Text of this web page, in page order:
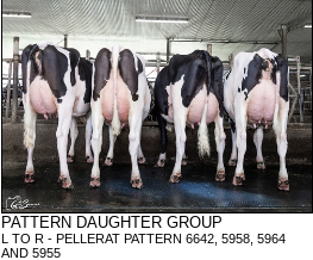
PATTERN DAUGHTER GROUP
L TO R - PELLERAT PATTERN 6642, 5958, 5964
AND 5955